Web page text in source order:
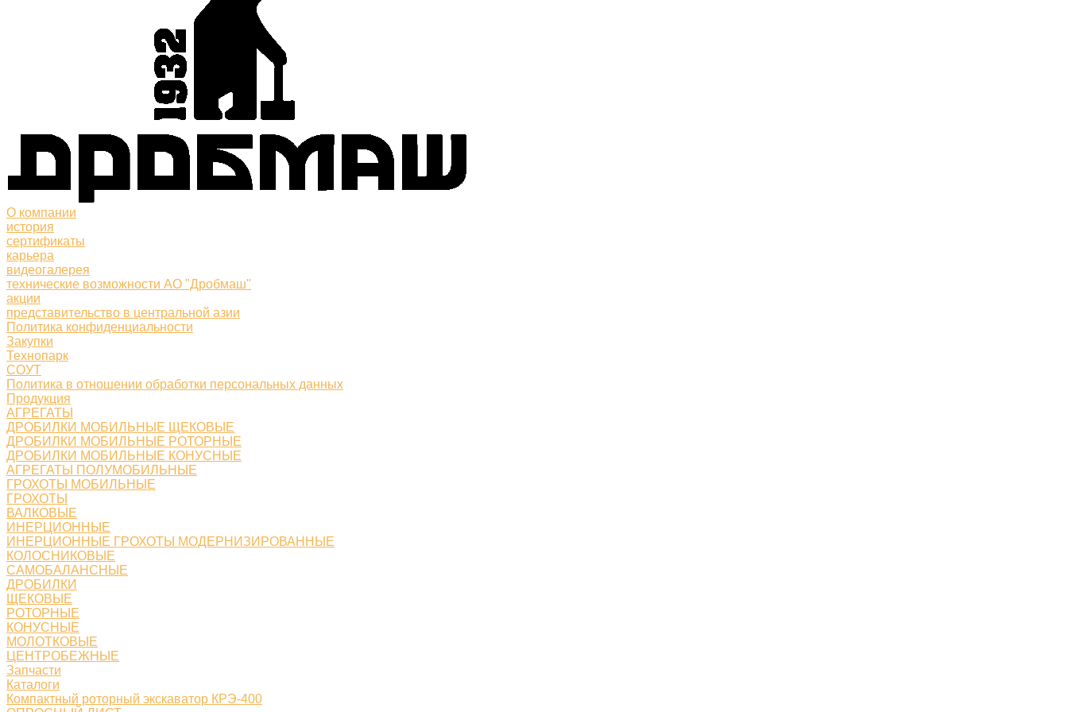
О компании
история
сертификаты
карьера
видеогалерея
технические возможности АО "Дробмаш"
акции
представительство в центральной азии
Политика конфиденциальности
Закупки
Технопарк
СОУТ
Политика в отношении обработки персональных данных
Продукция
АГРЕГАТЫ
ДРОБИЛКИ МОБИЛЬНЫЕ ЩЕКОВЫЕ
ДРОБИЛКИ МОБИЛЬНЫЕ РОТОРНЫЕ
ДРОБИЛКИ МОБИЛЬНЫЕ КОНУСНЫЕ
АГРЕГАТЫ ПОЛУМОБИЛЬНЫЕ
ГРОХОТЫ МОБИЛЬНЫЕ
ГРОХОТЫ
ВАЛКОВЫЕ
ИНЕРЦИОННЫЕ
ИНЕРЦИОННЫЕ ГРОХОТЫ МОДЕРНИЗИРОВАННЫЕ
КОЛОСНИКОВЫЕ
САМОБАЛАНСНЫЕ
ДРОБИЛКИ
ЩЕКОВЫЕ
РОТОРНЫЕ
КОНУСНЫЕ
МОЛОТКОВЫЕ
ЦЕНТРОБЕЖНЫЕ
Запчасти
Каталоги
Компактный роторный экскаватор КРЭ-400